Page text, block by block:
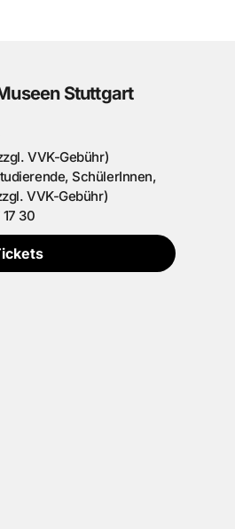
Stuttgart
VVK-Gebühr)
SchülerInnen,
VVK-Gebühr)
30